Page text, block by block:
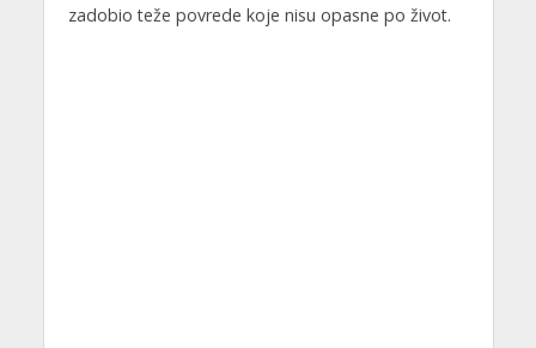
zadobio teže povrede koje nisu opasne po život.